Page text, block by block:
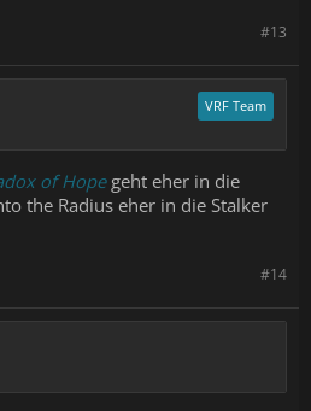
#13
VRF Team
of Hopegeht eher in die
the Radius eher in die Stalker
#14